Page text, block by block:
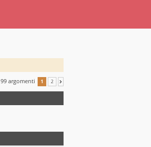
99 argomenti 1 2